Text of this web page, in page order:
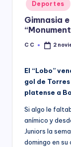
y
in
Deportes
Gimnasia
Posted
C C 2
El “Lobo”
gol de
platense a
Si algo le
anímico y
Juniors la
domingo en su